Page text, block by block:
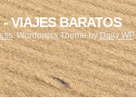
- VIAJES BARATOS
. Wordpress Theme byDaily WP.